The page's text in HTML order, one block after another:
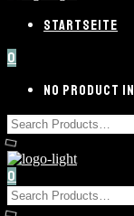
STARTSEITE
0
NO PRODUCT
0